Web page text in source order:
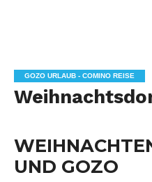
GOZO URLAUB - COMINO REISE
UND GOZO